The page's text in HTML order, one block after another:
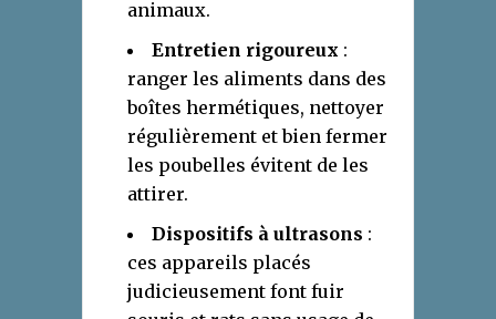
animaux.
Entretien rigoureux :
ranger les aliments dans des
boîtes hermétiques, nettoyer
régulièrement et bien fermer
les poubelles évitent de les
attirer.
Dispositifs à ultrasons :
ces appareils placés
judicieusement font fuir